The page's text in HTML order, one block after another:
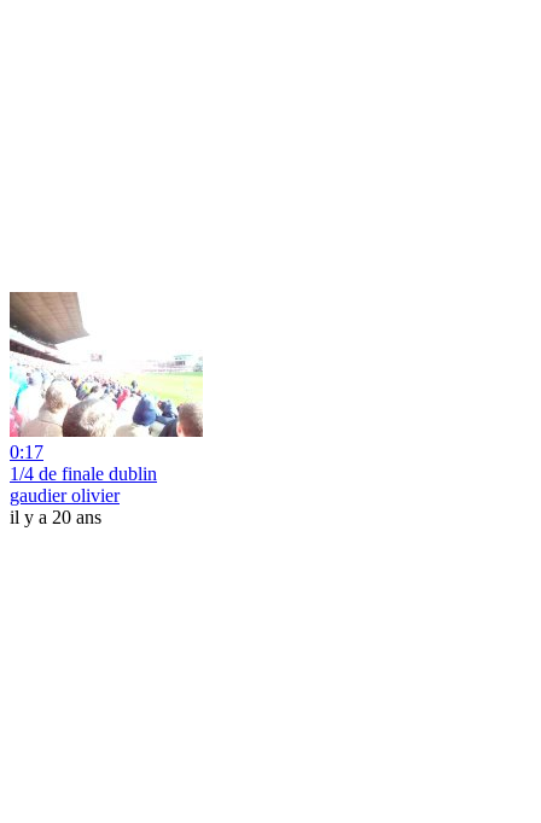
0:17
1/4 de finale dublin
gaudier olivier
il y a 20 ans